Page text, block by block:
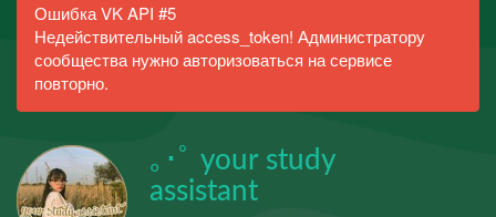
Ошибка VK API #5
Недействительный access_token! Администратору
сообщества нужно авторизоваться на сервисе
повторно.
｡･ﾟ your study
assistant